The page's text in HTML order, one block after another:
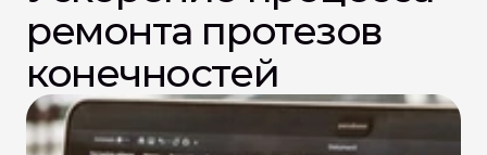
ремонта протезов
конечностей